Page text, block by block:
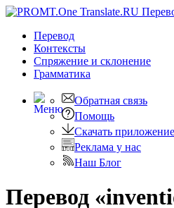
Перевод
Контексты
Спряжение и склонение
Грамматика
Обратная связь
Помощь
Скачать приложение
Реклама у нас
Наш Блог
Перевод